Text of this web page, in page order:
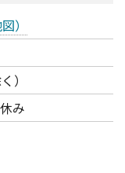
）
）
み